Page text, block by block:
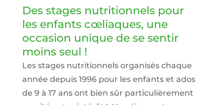
Des stages nutritionnels pour
les enfants cœliaques, une
occasion unique de se sentir
moins seul !
Les stages nutritionnels organisés chaque
année depuis 1996 pour les enfants et ados
de 9 à 17 ans ont bien sûr particulièrement